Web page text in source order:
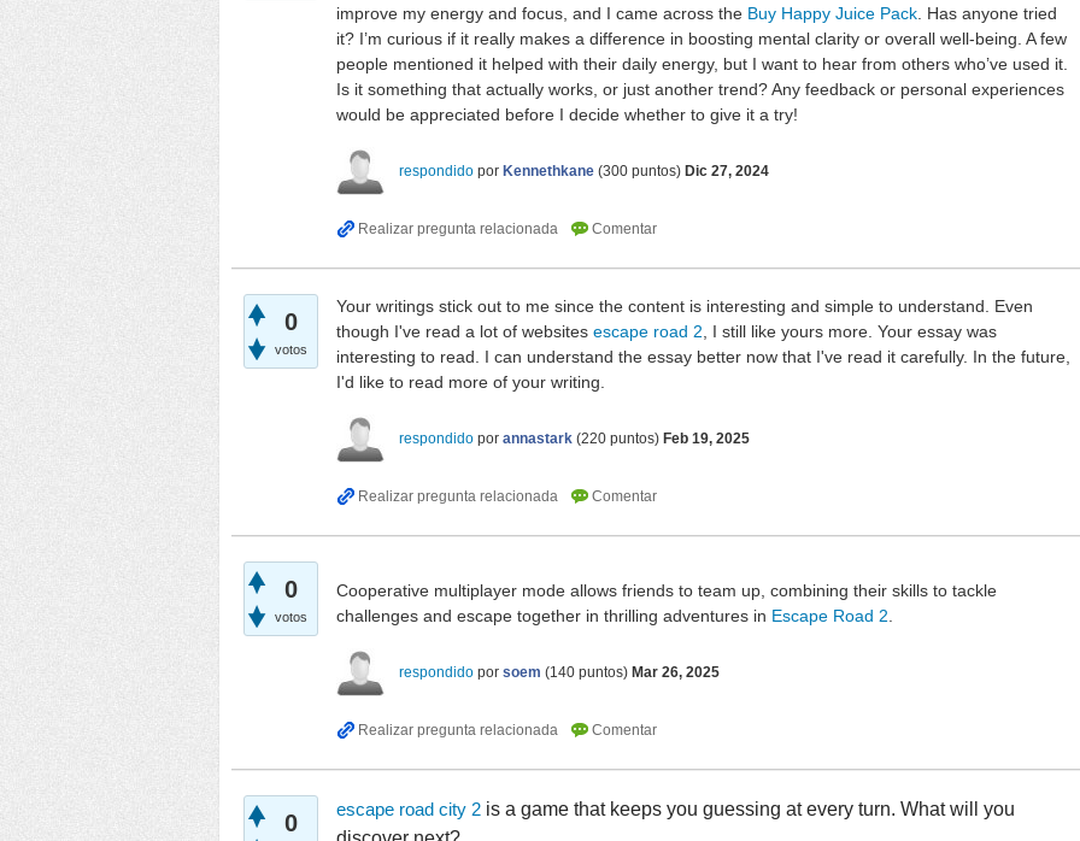
improve my energy and focus, and I came across the Buy Happy Juice Pack. Has anyone tried
it? I’m curious if it really makes a difference in boosting mental clarity or overall well-being. A few
people mentioned it helped with their daily energy, but I want to hear from others who’ve used it.
Is it something that actually works, or just another trend? Any feedback or personal experiences
would be appreciated before I decide whether to give it a try!
respondido por Kennethkane (300 puntos) Dic 27, 2024
0
votos
Your writings stick out to me since the content is interesting and simple to understand. Even
though I've read a lot of websites escape road 2, I still like yours more. Your essay was
interesting to read. I can understand the essay better now that I've read it carefully. In the future,
I'd like to read more of your writing.
respondido por annastark (220 puntos) Feb 19, 2025
0
votos
Cooperative multiplayer mode allows friends to team up, combining their skills to tackle
challenges and escape together in thrilling adventures in Escape Road 2.
respondido por soem (140 puntos) Mar 26, 2025
0 escape road city 2 is a game that keeps you guessing at every turn. What will you